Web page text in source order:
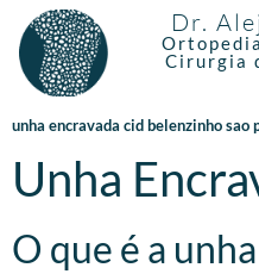
Dr.
Cirurgia
unha encravada cid belenzinho sao
Unha
O que é a